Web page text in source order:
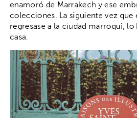
enamoró de Marrakech y ese
colecciones. La siguiente vez que
regresase a la ciudad marroquí, lo
casa.